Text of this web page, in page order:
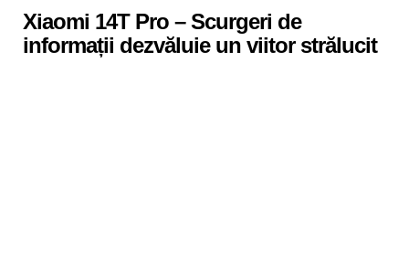
Xiaomi 14T Pro – Scurgeri de
informații dezvăluie un viitor strălucit